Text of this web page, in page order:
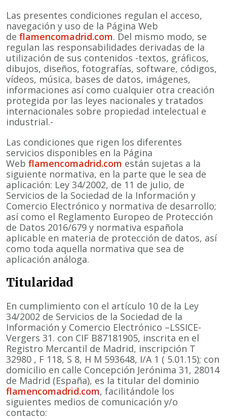
Las presentes condiciones regulan el acceso,
navegación y uso de la Página Web
de flamencomadrid.com. Del mismo modo, se
regulan las responsabilidades derivadas de la
utilización de sus contenidos -textos, gráficos,
dibujos, diseños, fotografías, software, códigos,
vídeos, música, bases de datos, imágenes,
informaciones así como cualquier otra creación
protegida por las leyes nacionales y tratados
internacionales sobre propiedad intelectual e
industrial.-
Las condiciones que rigen los diferentes
servicios disponibles en la Página
Web flamencomadrid.com están sujetas a la
siguiente normativa, en la parte que le sea de
aplicación: Ley 34/2002, de 11 de julio, de
Servicios de la Sociedad de la Información y
Comercio Electrónico y normativa de desarrollo;
así como el Reglamento Europeo de Protección
de Datos 2016/679 y normativa española
aplicable en materia de protección de datos, así
como toda aquella normativa que sea de
aplicación análoga.
Titularidad
En cumplimiento con el artículo 10 de la Ley
34/2002 de Servicios de la Sociedad de la
Información y Comercio Electrónico –LSSICE-
Vergers 31. con CIF B87181905, inscrita en el
Registro Mercantil de Madrid, inscripción T
32980 , F 118, S 8, H M 593648, I/A 1 ( 5.01.15); con
domicilio en calle Concepción Jerónima 31, 28014
de Madrid (España), es la titular del dominio
flamencomadrid.com, facilitándole los
siguientes medios de comunicación y/o
contacto: